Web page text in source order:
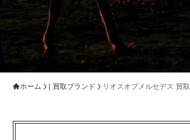
ホーム | 買取ブランド リオスオブメルセデス 買取